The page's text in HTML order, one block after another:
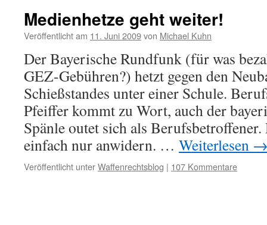
Medienhetze geht weiter!
Veröffentlicht am 11. Juni 2009von Michael Kuhn
Der Bayerische Rundfunk (für was
GEZ-Gebühren?) hetzt gegen den
Schießstandes unter einer Schule.
Pfeiffer kommt zu Wort, auch der
Spänle outet sich als
einfach nur anwidern. … Weiterlesen
Veröffentlicht unterWaffenrechtsblog | 107 Kommentare